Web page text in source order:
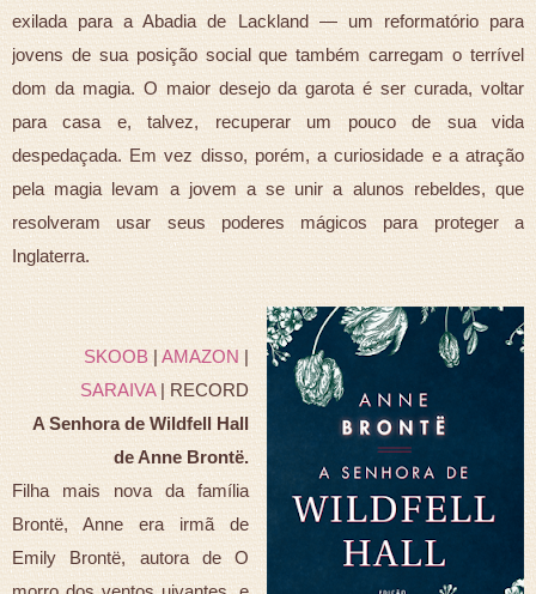
exilada para a Abadia de Lackland — um reformatório para
jovens de sua posição social que também carregam o terrível
dom da magia. O maior desejo da garota é ser curada, voltar
para casa e, talvez, recuperar um pouco de sua vida
despedaçada. Em vez disso, porém, a curiosidade e a atração
pela magia levam a jovem a se unir a alunos rebeldes, que
resolveram usar seus poderes mágicos para proteger a
Inglaterra.
SKOOB |AMAZON |
SARAIVA| RECORD
A Senhora de Wildfell Hall
de Anne Brontë.
Filha mais nova da família
Brontë, Anne era irmã de
Emily Brontë, autora de O